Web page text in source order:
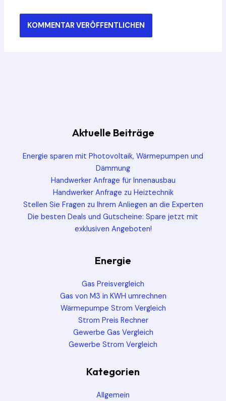
Aktuelle Beiträge
Energie sparen mit Photovoltaik, Wärmepumpen und
Dämmung
Handwerker Anfrage für Innenausbau
Handwerker Anfrage zu Heiztechnik
Stellen Sie Fragen zu Ihrem Anliegen an die Experten
Die besten Deals und Gutscheine: Spare jetzt mit
exklusiven Angeboten!
Energie
Gas Preisvergleich
Gas von M3 in KWH umrechnen
Wärmepumpe Strom Vergleich
Strom Preis Rechner
Gewerbe Gas Vergleich
Gewerbe Strom Vergleich
Kategorien
Allgemein